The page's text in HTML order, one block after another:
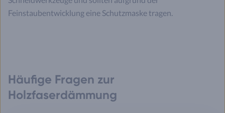
Feinstaubentwicklung eine Schutzmaske tragen.
Häufige Fragen zur
Holzfaserdämmung